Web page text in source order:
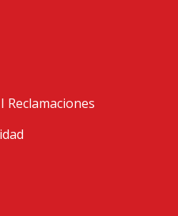
Reclamaciones